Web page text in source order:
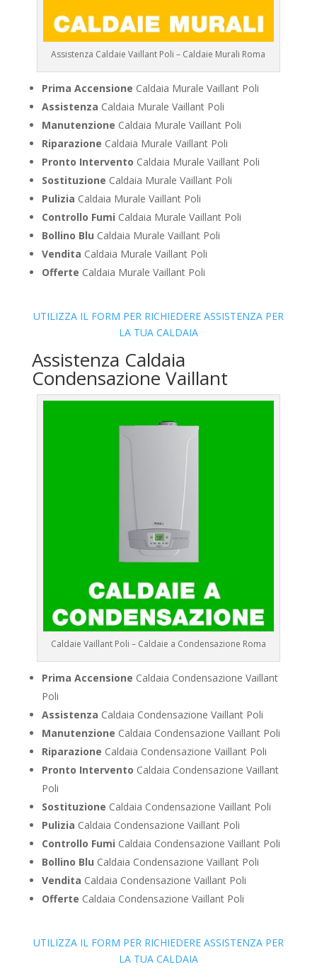
Assistenza Caldaie Vaillant Poli – Caldaie Murali Roma
Prima Accensione Caldaia Murale Vaillant Poli
Assistenza Caldaia Murale Vaillant Poli
Manutenzione Caldaia Murale Vaillant Poli
Riparazione Caldaia Murale Vaillant Poli
Pronto Intervento Caldaia Murale Vaillant Poli
Sostituzione Caldaia Murale Vaillant Poli
Pulizia Caldaia Murale Vaillant Poli
Controllo Fumi Caldaia Murale Vaillant Poli
Bollino Blu Caldaia Murale Vaillant Poli
Vendita Caldaia Murale Vaillant Poli
Offerte Caldaia Murale Vaillant Poli
UTILIZZA IL FORM PER RICHIEDERE ASSISTENZA PER
LA TUA CALDAIA
Assistenza Caldaia
Condensazione Vaillant
Caldaie Vaillant Poli – Caldaie a Condensazione Roma
Prima Accensione Caldaia Condensazione Vaillant
Poli
Assistenza Caldaia Condensazione Vaillant Poli
Manutenzione Caldaia Condensazione Vaillant Poli
Riparazione Caldaia Condensazione Vaillant Poli
Pronto Intervento Caldaia Condensazione Vaillant
Poli
Sostituzione Caldaia Condensazione Vaillant Poli
Pulizia Caldaia Condensazione Vaillant Poli
Controllo Fumi Caldaia Condensazione Vaillant Poli
Bollino Blu Caldaia Condensazione Vaillant Poli
Vendita Caldaia Condensazione Vaillant Poli
Offerte Caldaia Condensazione Vaillant Poli
UTILIZZA IL FORM PER RICHIEDERE ASSISTENZA PER
LA TUA CALDAIA